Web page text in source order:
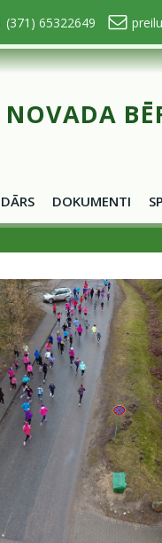
(371) 65322649
NOVADA
DOKUMENTI